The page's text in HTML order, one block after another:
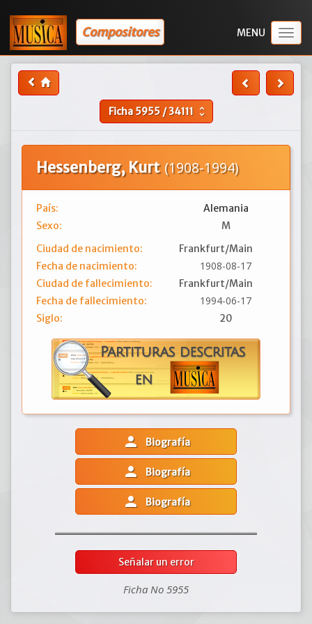
Compositores
Ficha5955/34111 unfold_more
Hessenberg, Kurt (1908-1994)
País:
Alemania
Sexo:
M
Ciudad de nacimiento:
Frankfurt/Main
Fecha de nacimiento:
1908-08-17
Ciudad de fallecimiento:
Frankfurt/Main
Fecha de fallecimiento:
1994-06-17
Siglo: 20
person Biografía
person Biografía
person Biografía
Señalar un error
Ficha No 5955